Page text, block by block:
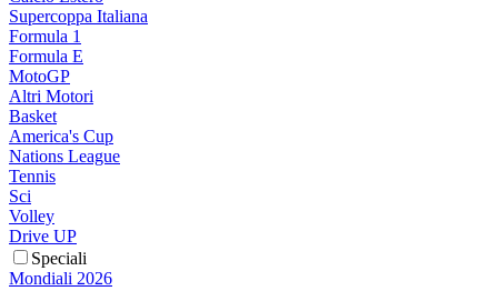
Supercoppa Italiana
Formula 1
Formula E
MotoGP
Altri Motori
Basket
America's Cup
Nations League
Tennis
Sci
Volley
Drive UP
Speciali
Mondiali 2026